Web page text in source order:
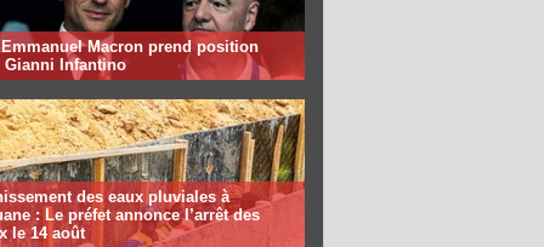
Emmanuel Macron prend position
Gianni Infantino
des eaux pluviales à
: Le préfet annonce l’arrêt des
le 14 août